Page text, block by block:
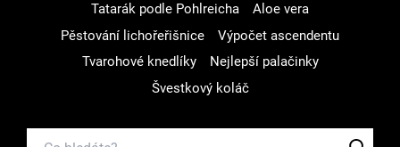
Tatarák podle Pohlreicha
Aloe vera
Pěstování lichořeřišnice
Výpočet ascendentu
Tvarohové knedlíky
Nejlepší palačinky
Švestkový koláč